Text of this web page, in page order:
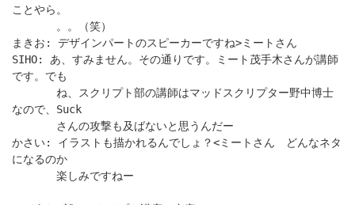
ことやら。
。。（笑）
まきお: デザインパートのスピーカーですね>ミートさん
SIHO: あ、すみません。その通りです。ミート茂手木さんが講師
です。でも
ね、スクリプト部の講師はマッドスクリプター野中博士
なので、Suck
さんの攻撃も及ばないと思うんだー
かさい: イラストも描かれるんでしょ？<ミートさん どんなネタ
になるのか
楽しみですねー